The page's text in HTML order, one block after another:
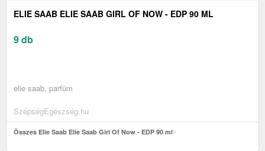
ELIE SAAB ELIE SAAB GIRL OF NOW - EDP 90 ML
9 db
elie saab, parfüm
SzépségEgészség.hu
Összes Elie Saab Elie Saab Girl Of Now - EDP 90 ml